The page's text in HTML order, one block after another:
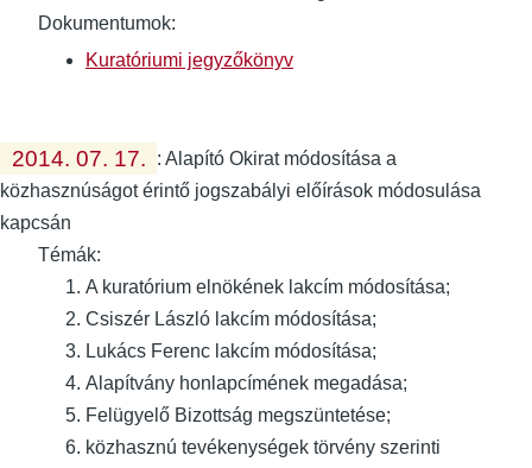
Dokumentumok:
Kuratóriumi jegyzőkönyv
2014. 07. 17. :Alapító Okirat módosítása a
közhasznúságot érintő jogszabályi előírások módosulása
kapcsán
Témák:
A kuratórium elnökének lakcím módosítása;
Csiszér László lakcím módosítása;
Lukács Ferenc lakcím módosítása;
Alapítvány honlapcímének megadása;
Felügyelő Bizottság megszüntetése;
közhasznú tevékenységek törvény szerinti